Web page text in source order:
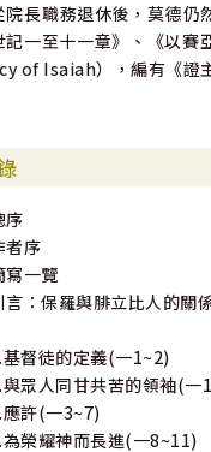
院長職務退休後，莫德仍
記一至十一章》、《以賽
of Isaiah），編有《證
序
者序
寫一覽
言：保羅與腓立比人的關
督徒的定義(一1~2)
眾人同甘共苦的領袖(一
許(一3~7)
榮耀神而長進(一8~11)